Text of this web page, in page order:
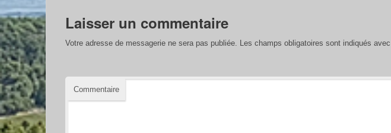
Laisser un commentaire
Votre adresse de messagerie ne sera pas publiée. Les champs obligatoires sont indiqués avec
Commentaire